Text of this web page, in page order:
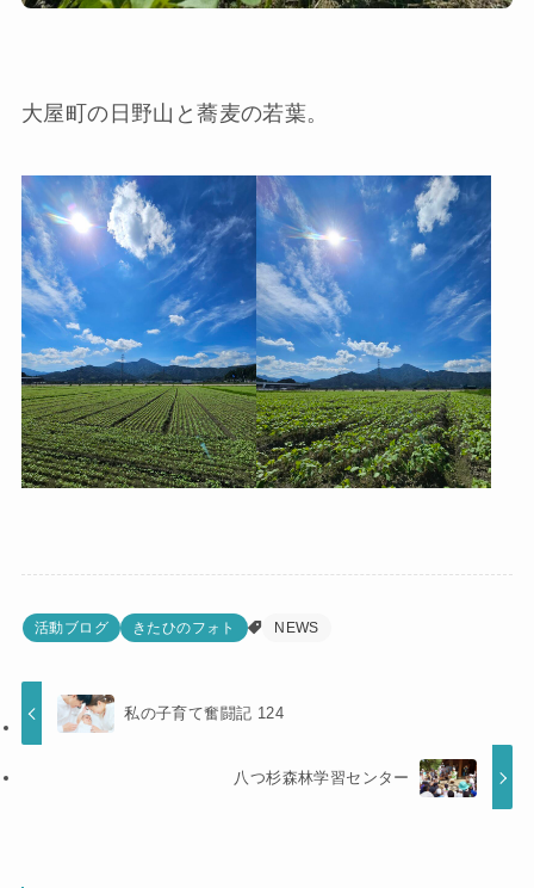
大屋町の日野山と蕎麦の若葉。
活動ブログ きたひのフォト NEWS
私の子育て奮闘記 124
八つ杉森林学習センター